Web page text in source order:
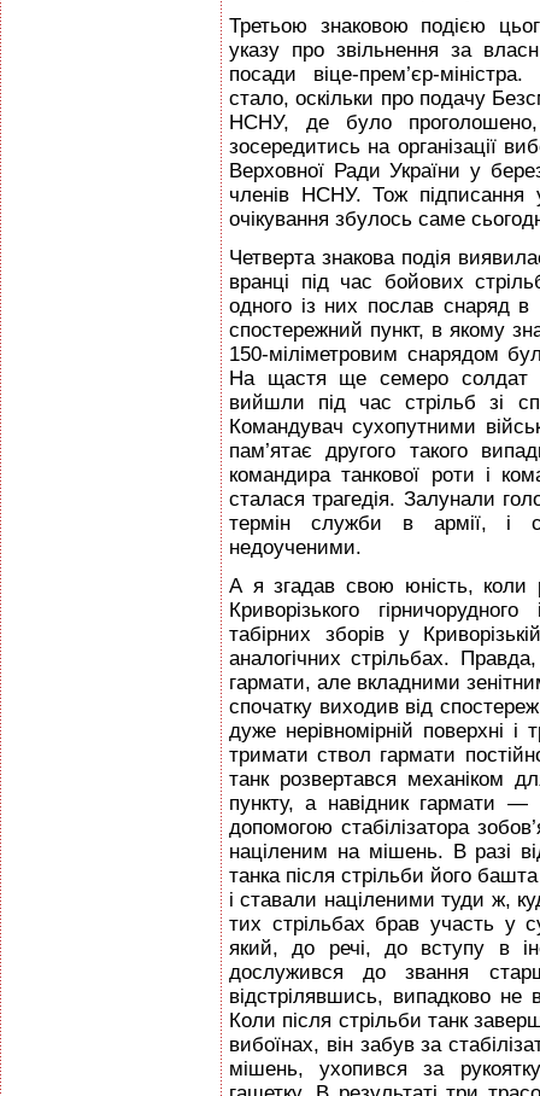
Третьою знаковою подією
указу про звільнення за
посади віце-прем’єр-
стало, оскільки про подачу
НСНУ, де було
зосередитись на організації
Верховної Ради України у
членів НСНУ. Тож підписання
очікування збулось саме
Четверта знакова подія
вранці під час бойових
одного із них послав снаряд в
спостережний пункт, в якому
150-міліметровим снарядом
На щастя ще семеро солдат
вийшли під час стрільб зі
Командувач сухопутними
пам’ятає другого такого
командира танкової роти і
сталася трагедія. Залунали
термін служби в армії, і
недоученими.
А я згадав свою юність, коли
Криворізького
табірних зборів у
аналогічних стрільбах.
гармати, але вкладними
спочатку виходив від
дуже нерівномірній поверхні
тримати ствол гармати
танк розвертався механіком
пункту, а навідник гармати —
допомогою стабілізатора
націленим на мішень. В разі
танка після стрільби його
і ставали націленими туди ж,
тих стрільбах брав участь у
який, до речі, до вступу в
дослужився до звання
відстрілявшись, випадково не
Коли після стрільби танк
вибоїнах, він забув за
мішень, ухопився за